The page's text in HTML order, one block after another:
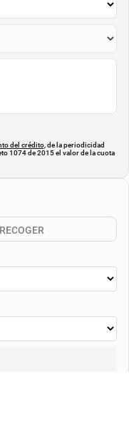
del crédito, de la periodicidad
1074 de 2015 el valor de la cuota
RECOGER